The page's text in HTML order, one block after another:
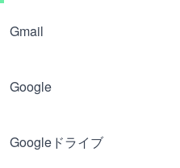
Gmail
Google
Googleドライブ